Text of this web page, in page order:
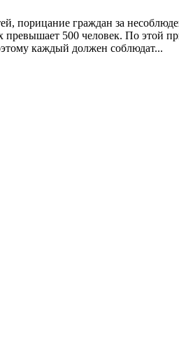
порицание граждан за
500 человек. По этой
каждый должен соблюдат...